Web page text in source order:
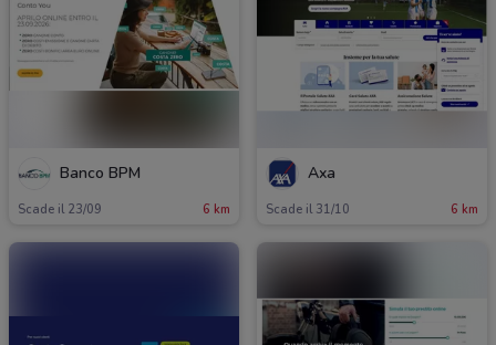
Banco BPM
Scade il 23/09 6 km
Axa
Scade il 31/10 6 km